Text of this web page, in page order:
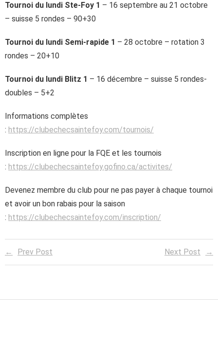
Tournoi du lundi Ste-Foy 1 – 16 septembre au 21 octobre
– suisse 5 rondes – 90+30
Tournoi du lundi Semi-rapide 1 – 28 octobre – rotation 3
rondes – 20+10
Tournoi du lundi Blitz 1 – 16 décembre – suisse 5 rondes-
doubles – 5+2
Informations complètes
: https://clubechecsaintefoy.com/tournois/
Inscription en ligne pour la FQE et les tournois
: https://clubechecsaintefoy.gofino.ca/activites/
Devenez membre du club pour ne pas payer à chaque tournoi
et avoir un bon rabais pour la saison
: https://clubechecsaintefoy.com/inscription/
Prev Post Next Post